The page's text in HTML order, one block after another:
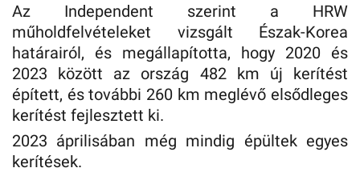
Az Independent szerint a HRW
műholdfelvételeket vizsgált Észak-Korea
határairól, és megállapította, hogy 2020 és
2023 között az ország 482 km új kerítést
épített, és további 260 km meglévő elsődleges
kerítést fejlesztett ki.
2023 áprilisában még mindig épültek egyes
kerítések.